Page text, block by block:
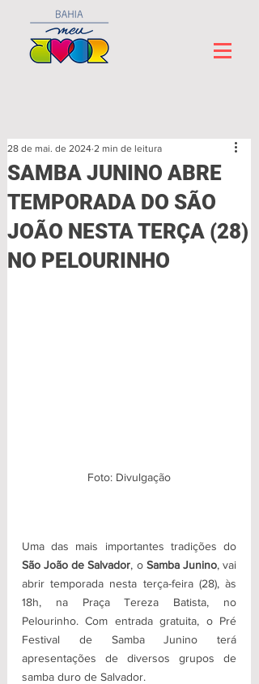
SAMBA JUNINO ABRE
TEMPORADA DO SÃO
JOÃO NESTA TERÇA (28)
NO PELOURINHO
28 de mai. de 2024 2 min de leitura
Foto: Divulgação
São João de Salvador, o Samba Junino, vai
abrir temporada nesta terça-feira (28), às
18h, na Praça Tereza Batista, no
Pelourinho. Com entrada gratuita, o Pré
Festival de Samba Junino terá
apresentações de diversos grupos de
samba duro de Salvador.